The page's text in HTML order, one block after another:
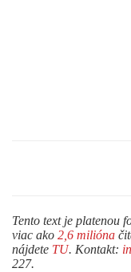
Tento text je platenou
viac ako 2,6 milióna
nájdete TU. Kontakt:
227.